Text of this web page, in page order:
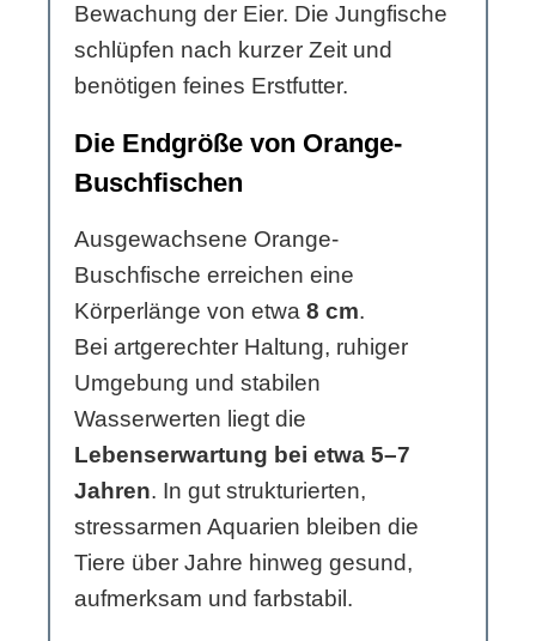
Bewachung der Eier. Die Jungfische
schlüpfen nach kurzer Zeit und
benötigen feines Erstfutter.
Die Endgröße von Orange-
Buschfischen
Ausgewachsene Orange-
Buschfische erreichen eine
Körperlänge von etwa 8 cm.
Bei artgerechter Haltung, ruhiger
Umgebung und stabilen
Wasserwerten liegt die
Lebenserwartung bei etwa 5–7
Jahren. In gut strukturierten,
stressarmen Aquarien bleiben die
Tiere über Jahre hinweg gesund,
aufmerksam und farbstabil.